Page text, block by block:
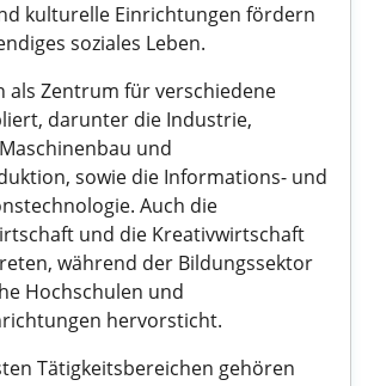
kulturelle Einrichtungen fördern
soziales Leben.
als Zentrum für verschiedene
darunter die Industrie,
und
sowie die Informations- und
Auch die
und die Kreativwirtschaft
während der Bildungssektor
Hochschulen und
hervorsticht.
Tätigkeitsbereichen gehören